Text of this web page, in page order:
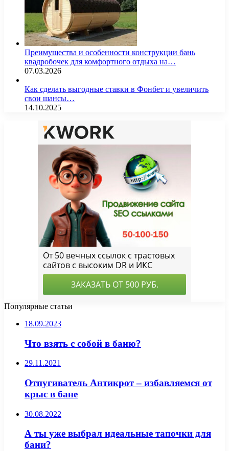
Преимущества и особенности конструкции бань
квадробочек для комфортного отдыха на…
07.03.2026
Как сделать выгодные ставки в Фонбет и увеличить
свои шансы…
14.10.2025
Популярные статьи
18.09.2023
Что взять с собой в баню?
29.11.2021
Отпугиватель Антикрот – избавляемся от
крыс в бане
30.08.2022
А ты уже выбрал идеальные тапочки для
бани?